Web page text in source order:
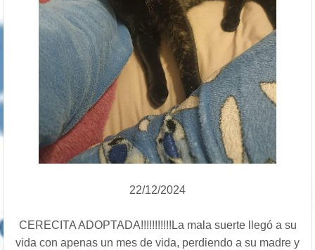
22/12/2024
CERECITA ADOPTADA!!!!!!!!!!!La mala suerte llegó a su
vida con apenas un mes de vida, perdiendo a su madre y